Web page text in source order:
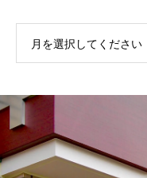
月を選択してください